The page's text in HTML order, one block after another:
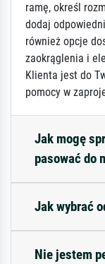
ramę, określ
dodaj
również opcje
zaokrąglenia i
Klienta jest do
pomocy w
Jak mogę
pasować do
Jak wybrać
Nie jestem